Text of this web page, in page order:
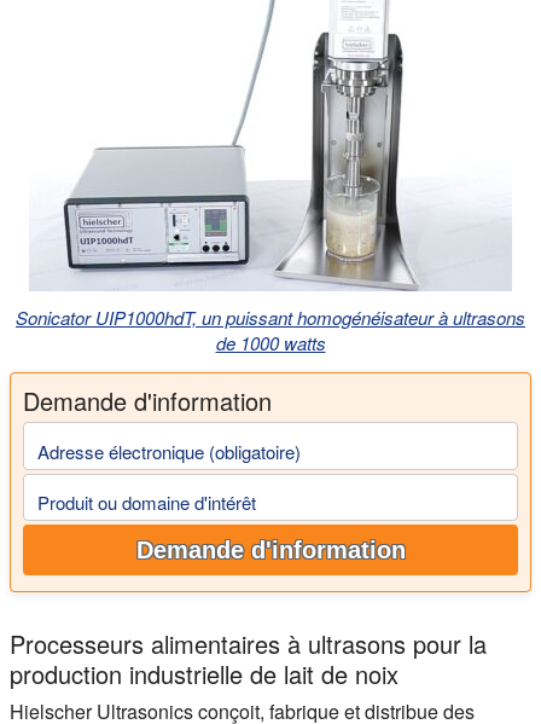
Sonicator UIP1000hdT, un puissant homogénéisateur à ultrasons
de 1000 watts
Demande d'information
Adresse électronique (obligatoire)
Produit ou domaine d'intérêt
Demande d'information
Processeurs alimentaires à ultrasons pour la
production industrielle de lait de noix
Hielscher Ultrasonics conçoit, fabrique et distribue des